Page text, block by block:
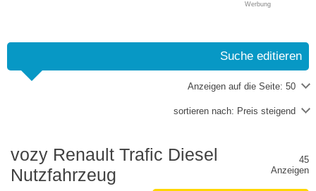
Werbung
Suche editieren
Anzeigen auf die Seite: 50
sortieren nach: Preis steigend
vozy Renault Trafic Diesel
Nutzfahrzeug
45
Anzeigen